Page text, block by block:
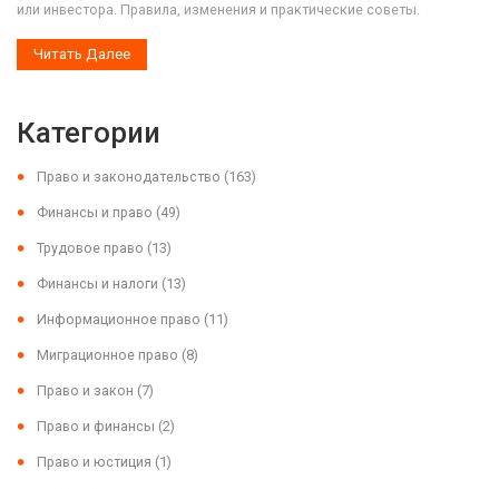
или инвестора. Правила, изменения и практические советы.
Читать Далее
Категории
Право и законодательство (163)
Финансы и право (49)
Трудовое право (13)
Финансы и налоги (13)
Информационное право (11)
Миграционное право (8)
Право и закон (7)
Право и финансы (2)
Право и юстиция (1)